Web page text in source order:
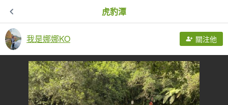
虎豹潭
我是娜娜KO 關注他